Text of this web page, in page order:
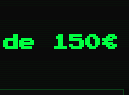
150€